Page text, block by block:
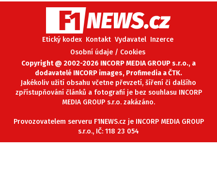
Etický kodex Kontakt Vydavatel Inzerce
Osobní údaje / Cookies
Copyright @ 2002-2026 INCORP MEDIA GROUP s.r.o., a
dodavatelé INCORP images, Profimedia a ČTK.
Jakékoliv užití obsahu včetne převzetí, šíření či dalšího
zpřístupňování článků a fotografií je bez souhlasu INCORP
MEDIA GROUP s.r.o. zakázáno.
Provozovatelem serveru F1NEWS.cz je INCORP MEDIA GROUP
s.r.o., IČ: 118 23 054